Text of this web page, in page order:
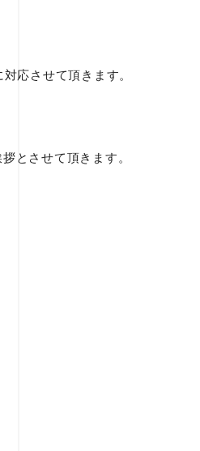
応させて頂きます。
とさせて頂きます。